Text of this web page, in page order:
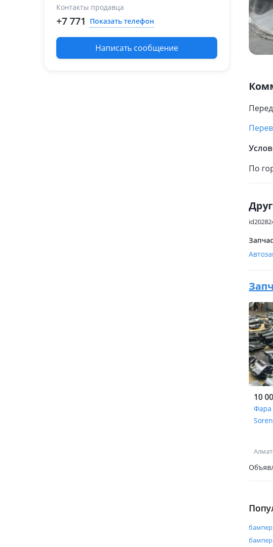
Контакты продавца
+7 771 Показать телефон
Написать сообщение
По
10
Фара
бампер